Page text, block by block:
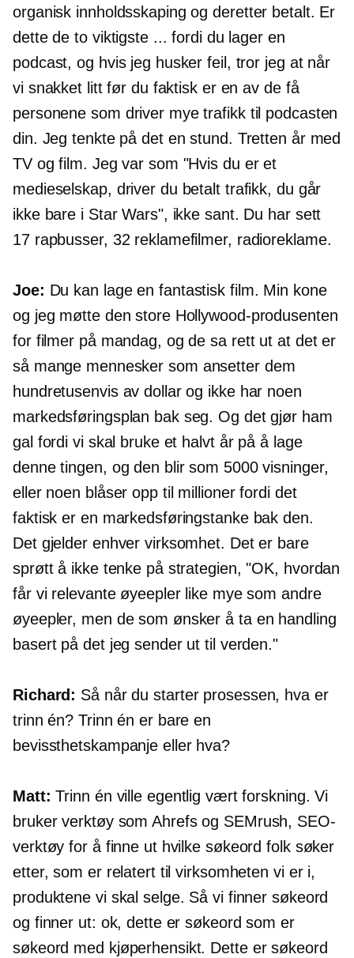
organisk innholdsskaping og deretter betalt. Er
dette de to viktigste ... fordi du lager en
podcast, og hvis jeg husker feil, tror jeg at når
vi snakket litt før du faktisk er en av de få
personene som driver mye trafikk til podcasten
din. Jeg tenkte på det en stund. Tretten år med
TV og film. Jeg var som "Hvis du er et
medieselskap, driver du betalt trafikk, du går
ikke bare i Star Wars", ikke sant. Du har sett
17 rapbusser, 32 reklamefilmer, radioreklame.
Joe: Du kan lage en fantastisk film. Min kone
og jeg møtte den store Hollywood-produsenten
for filmer på mandag, og de sa rett ut at det er
så mange mennesker som ansetter dem
hundretusenvis av dollar og ikke har noen
markedsføringsplan bak seg. Og det gjør ham
gal fordi vi skal bruke et halvt år på å lage
denne tingen, og den blir som 5000 visninger,
eller noen blåser opp til millioner fordi det
faktisk er en markedsføringstanke bak den.
Det gjelder enhver virksomhet. Det er bare
sprøtt å ikke tenke på strategien, "OK, hvordan
får vi relevante øyeepler like mye som andre
øyeepler, men de som ønsker å ta en handling
basert på det jeg sender ut til verden."
Richard: Så når du starter prosessen, hva er
trinn én? Trinn én er bare en
bevissthetskampanje eller hva?
Matt: Trinn én ville egentlig vært forskning. Vi
bruker verktøy som Ahrefs og SEMrush, SEO-
verktøy for å finne ut hvilke søkeord folk søker
etter, som er relatert til virksomheten vi er i,
produktene vi skal selge. Så vi finner søkeord
og finner ut: ok, dette er søkeord som er
søkeord med kjøperhensikt. Dette er søkeord